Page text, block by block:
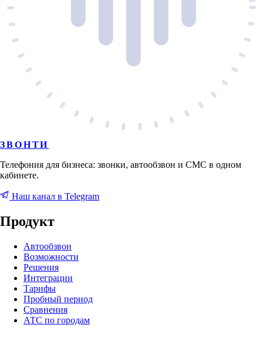
ЗВОНТИ
Телефония для бизнеса: звонки, автообзвон и СМС в одном
кабинете.
Наш канал в Telegram
Продукт
Автообзвон
Возможности
Решения
Интеграции
Тарифы
Пробный период
Сравнения
АТС по городам